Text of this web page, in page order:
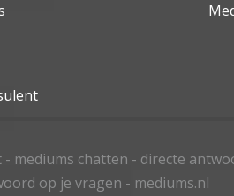
mediums chatten - directe
op je vragen - mediums.nl